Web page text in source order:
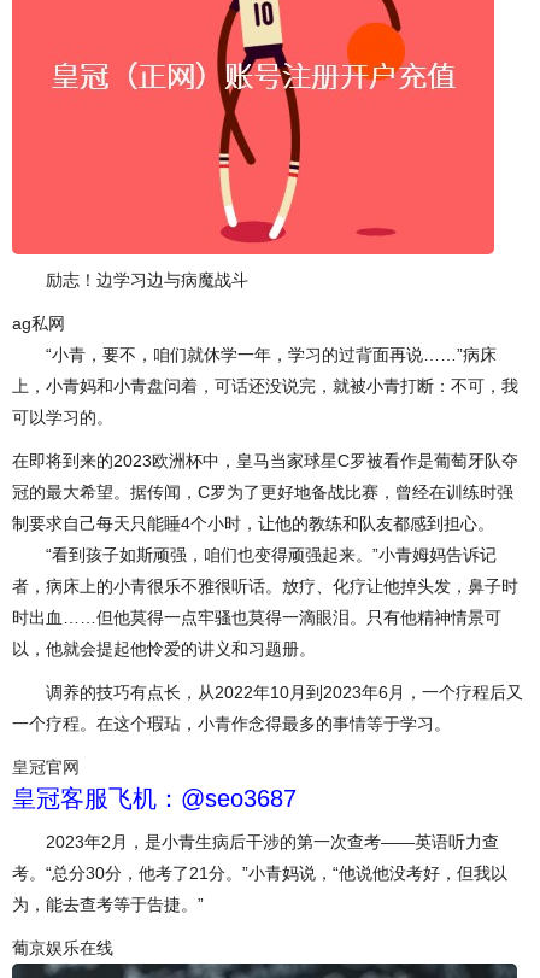
励志！边学习边与病魔战斗
ag私网
“小青，要不，咱们就休学一年，学习的过背面再说……”病床
上，小青妈和小青盘问着，可话还没说完，就被小青打断：不可，我
可以学习的。
在即将到来的2023欧洲杯中，皇马当家球星C罗被看作是葡萄牙队夺
冠的最大希望。据传闻，C罗为了更好地备战比赛，曾经在训练时强
制要求自己每天只能睡4个小时，让他的教练和队友都感到担心。
“看到孩子如斯顽强，咱们也变得顽强起来。”小青姆妈告诉记
者，病床上的小青很乐不雅很听话。放疗、化疗让他掉头发，鼻子时
时出血……但他莫得一点牢骚也莫得一滴眼泪。只有他精神情景可
以，他就会提起他怜爱的讲义和习题册。
调养的技巧有点长，从2022年10月到2023年6月，一个疗程后又
一个疗程。在这个瑕玷，小青作念得最多的事情等于学习。
皇冠官网
皇冠客服飞机：@seo3687
2023年2月，是小青生病后干涉的第一次查考——英语听力查
考。“总分30分，他考了21分。”小青妈说，“他说他没考好，但我以
为，能去查考等于告捷。”
葡京娱乐在线